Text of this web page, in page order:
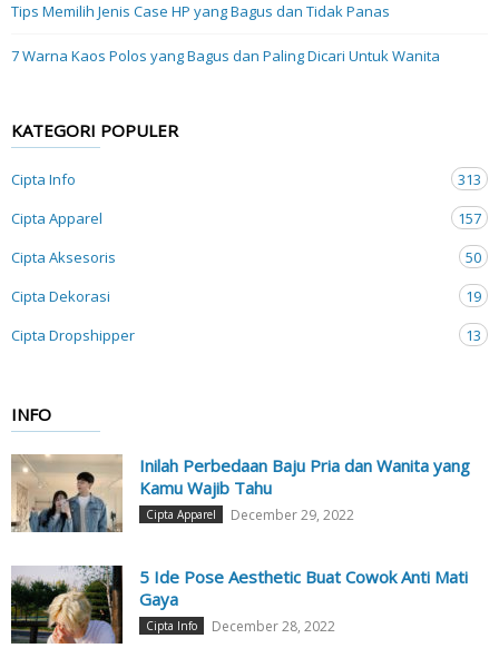
Tips Memilih Jenis Case HP yang Bagus dan Tidak Panas
7 Warna Kaos Polos yang Bagus dan Paling Dicari Untuk Wanita
KATEGORI POPULER
Cipta Info
313
Cipta Apparel
157
Cipta Aksesoris
50
Cipta Dekorasi
19
Cipta Dropshipper
13
INFO
Inilah Perbedaan Baju Pria dan Wanita yang
Kamu Wajib Tahu
Cipta Apparel December 29, 2022
5 Ide Pose Aesthetic Buat Cowok Anti Mati
Gaya
Cipta Info December 28, 2022